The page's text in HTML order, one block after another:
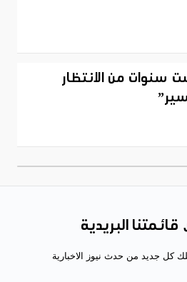
سنوات من الانتظار
البريدية
كل جديد من حدث نيوز الاخبارية